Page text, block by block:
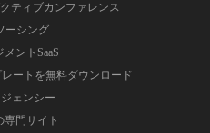
ティブカンファレンス
ーシング
ントSaaS
ートを無料ダウンロード
ェンシー
門サイト